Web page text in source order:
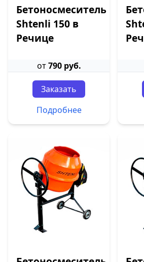
Бетоносмеситель
Shtenli 150 в
Речице
от790 руб.
Заказать
Подробнее